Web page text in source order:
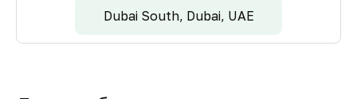
Dubai South, Dubai, UAE